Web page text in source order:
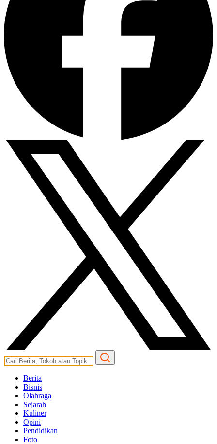
Berita
Bisnis
Olahraga
Sejarah
Kuliner
Opini
Pendidikan
Foto